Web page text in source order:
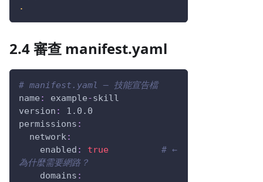
.
2.4 審查 manifest.yaml
# manifest.yaml — 技能宣告檔
name : example-skill
version :
1.0.0
permissions :
network :
enabled : true
# ←
為什麼需要網路？
domains :